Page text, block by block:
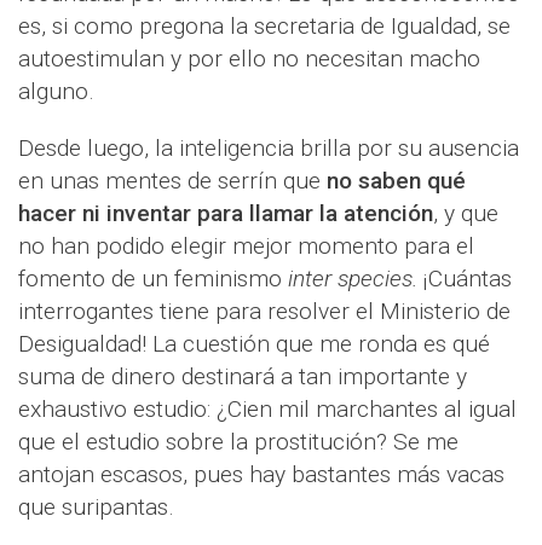
es, si como pregona la secretaria de Igualdad, se
autoestimulan y por ello no necesitan macho
alguno.
Desde luego, la inteligencia brilla por su ausencia
en unas mentes de serrín que no saben qué
hacer ni inventar para llamar la atención, y que
no han podido elegir mejor momento para el
fomento de un feminismo inter species. ¡Cuántas
interrogantes tiene para resolver el Ministerio de
Desigualdad! La cuestión que me ronda es qué
suma de dinero destinará a tan importante y
exhaustivo estudio: ¿Cien mil marchantes al igual
que el estudio sobre la prostitución? Se me
antojan escasos, pues hay bastantes más vacas
que suripantas.